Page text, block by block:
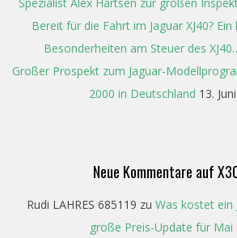
Bereit für die Fahrt im Jaguar XJ40?
Besonderheiten am Steuer des
Großer Prospekt zum Jaguar-
2000 in Deutschland 13.
Neue Kommentare auf
Rudi LAHRES 685119 zu Was kostet ein
große Preis-Update für Mai